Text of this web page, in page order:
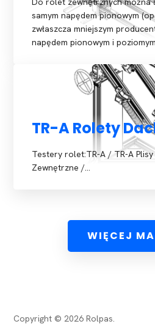
samym napędem pionowym
zwłaszcza mniejszym
napędem pionowym i
TR-A Rolety
Testery rolet:TR-A / TR-A
Zewnętrzne /…
WIĘCEJ
Copyright © 2026 Rolpas.